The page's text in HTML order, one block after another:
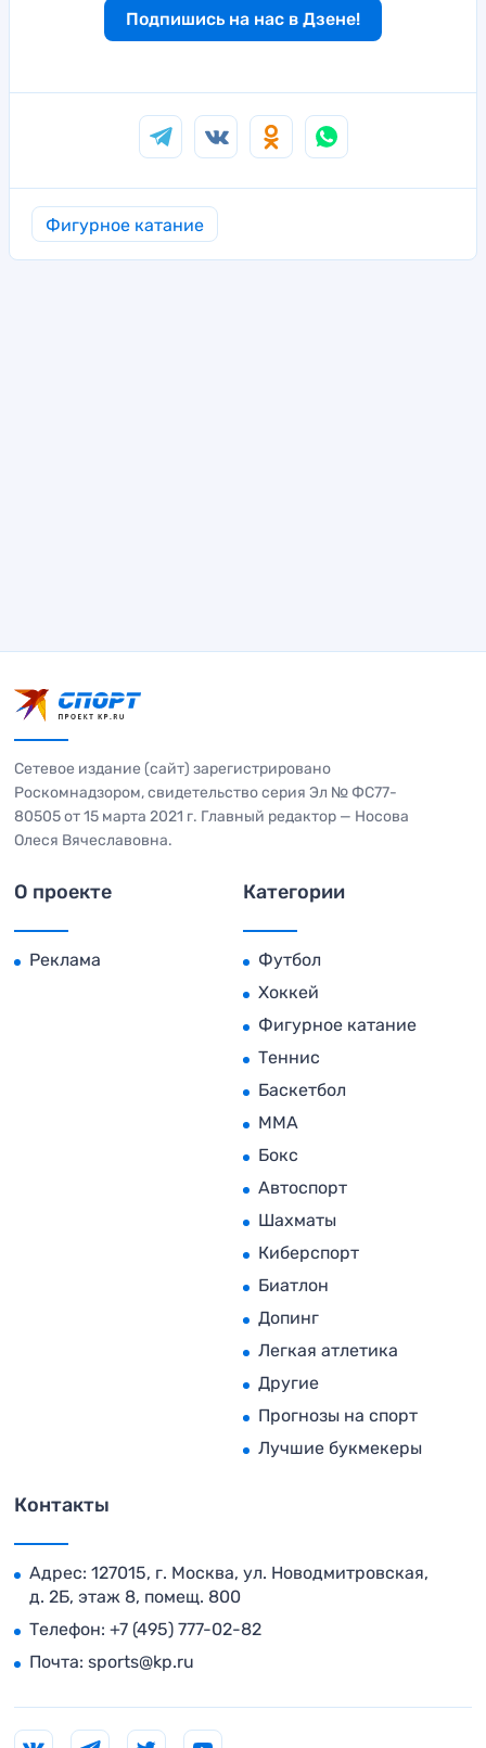
Подпишись на нас в Дзене!
Фигурное катание
Сетевое издание (сайт) зарегистрировано
Роскомнадзором, свидетельство серия Эл № ФС77-
80505 от 15 марта 2021 г. Главный редактор — Носова
Олеся Вячеславовна.
О проекте
Реклама
Категории
Футбол
Хоккей
Фигурное катание
Теннис
Баскетбол
MMA
Бокс
Автоспорт
Шахматы
Киберспорт
Биатлон
Допинг
Легкая атлетика
Другие
Прогнозы на спорт
Лучшие букмекеры
Контакты
Адрес: 127015, г. Москва, ул. Новодмитровская,
д. 2Б, этаж 8, помещ. 800
Телефон: +7 (495) 777-02-82
Почта: sports@kp.ru